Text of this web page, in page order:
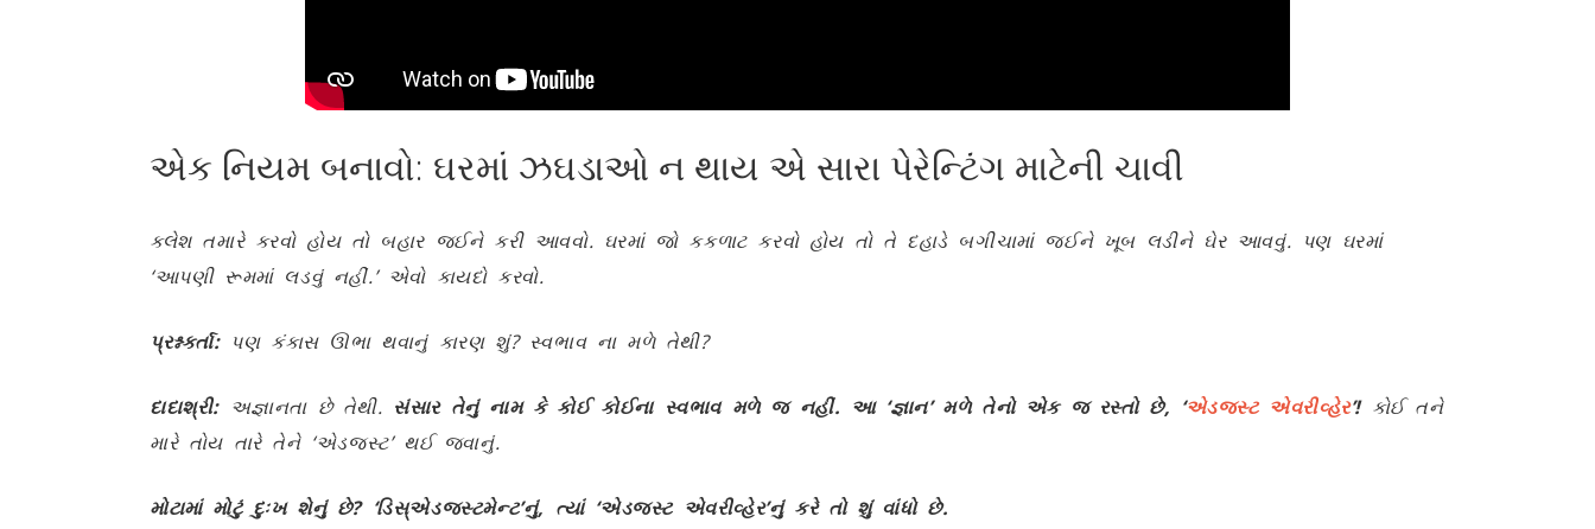
એક નિયમ બનાવો: ઘરમાં ઝઘડાઓ ન થાય એ સારા પેરેન્ટિંગ માટેની ચાવી
ક્લેશ તમારે કરવો હોય તો બહાર જઈને કરી આવવો. ઘરમાં જો કકળાટ કરવો હોય તો તે દહાડે બગીચામાં જઈને ખૂબ લડીને ઘેર આવવું. પણ ઘરમાં
‘આપણી રૂમમાં લડવું નહીં.’ એવો કાયદો કરવો.
પ્રશ્નકર્તા: પણ કંકાસ ઊભા થવાનું કારણ શું? સ્વભાવ ના મળે તેથી?
દાદાશ્રી: અજ્ઞાનતા છે તેથી. સંસાર તેનું નામ કે કોઈ કોઈના સ્વભાવ મળે જ નહીં. આ ‘જ્ઞાન’ મળે તેનો એક જ રસ્તો છે, ‘એડજસ્ટ એવરીવ્હેર’!કોઈ તને
મારે તોય તારે તેને ‘એડજસ્ટ’ થઈ જવાનું.
મોટામાં મોટું દુઃખ શેનું છે? ‘ડિસ્એડજસ્ટમેન્ટ’નું, ત્યાં ‘એડજસ્ટ એવરીવ્હેર’નું કરે તો શું વાંધો છે.